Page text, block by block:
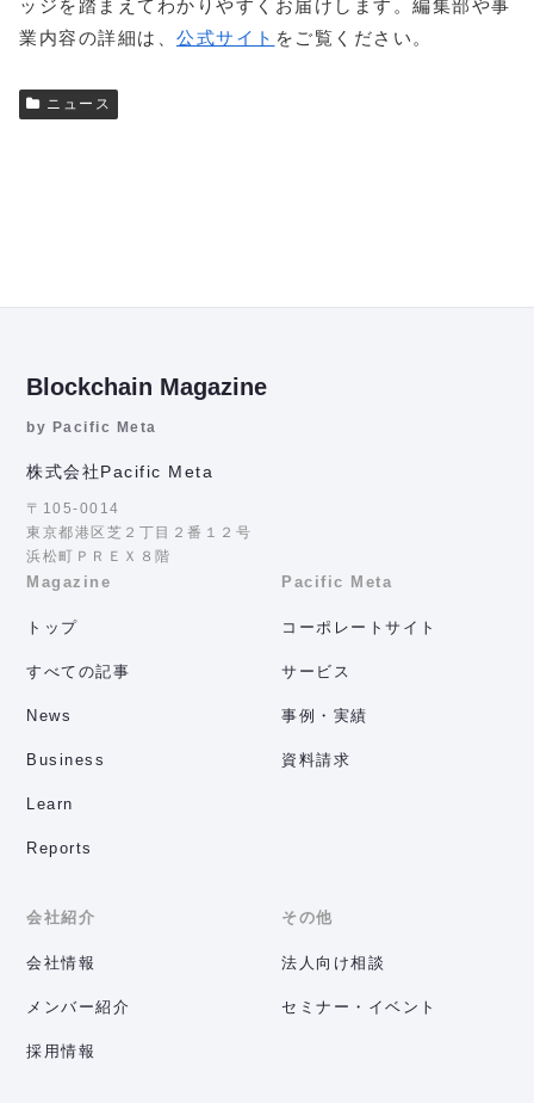
ッジを踏まえてわかりやすくお届けします。編集部や事
業内容の詳細は、 公式サイト をご覧ください。
ニュース
Blockchain Magazine
by Pacific Meta
株式会社Pacific Meta
〒105-0014
東京都港区芝２丁目２番１２号
浜松町ＰＲＥＸ８階
Magazine
トップ
すべての記事
News
Business
Learn
Reports
Pacific Meta
コーポレートサイト
サービス
事例・実績
資料請求
会社紹介
会社情報
メンバー紹介
採用情報
その他
法人向け相談
セミナー・イベント